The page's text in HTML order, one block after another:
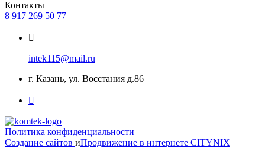
Контакты
8 917 269 50 77
intek115@mail.ru
г. Казань, ул. Восстания д.86
Политика конфиденциальности
Создание сайтов иПродвижение в интернете CITYNIX